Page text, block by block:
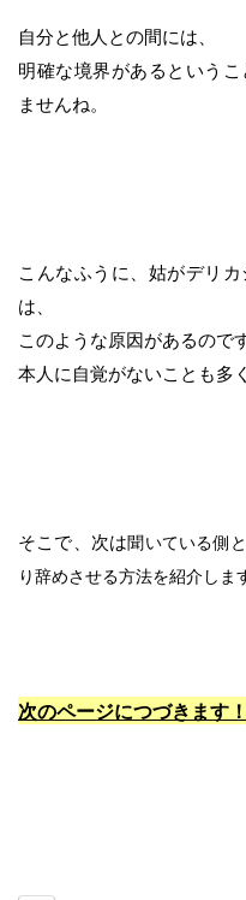
自分と他人との間には、
明確な境界があるという
ませんね。
こんなふうに、姑がデリ
は、
このような原因があるので
本人に自覚がないことも多
そこで、次は聞いている側
り辞めさせる方法を紹介しま
次のページにつづきます！